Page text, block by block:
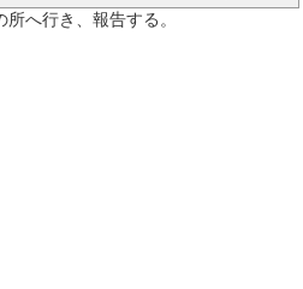
へ行き、報告する。